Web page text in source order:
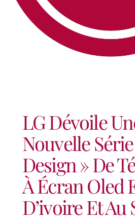
LG Dévoile
Nouvelle
Design » De
À Écran Oled
D’ivoire Et Au